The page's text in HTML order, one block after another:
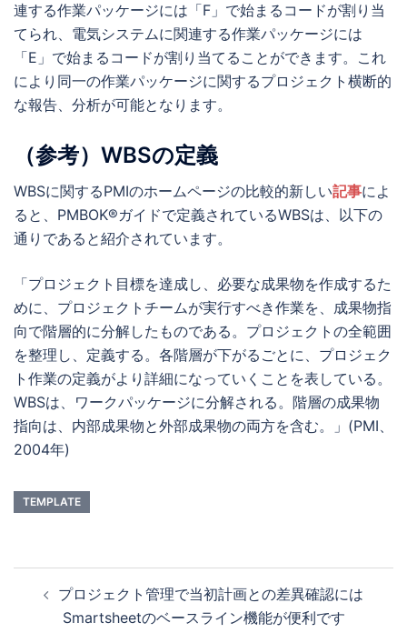
連する作業パッケージには「F」で始まるコードが割り当
てられ、電気システムに関連する作業パッケージには
「E」で始まるコードが割り当てることができます。これ
により同一の作業パッケージに関するプロジェクト横断的
な報告、分析が可能となります。
（参考）WBSの定義
WBSに関するPMIのホームページの比較的新しい記事によ
ると、PMBOK®ガイドで定義されているWBSは、以下の
通りであると紹介されています。
「プロジェクト目標を達成し、必要な成果物を作成するた
めに、プロジェクトチームが実行すべき作業を、成果物指
向で階層的に分解したものである。プロジェクトの全範囲
を整理し、定義する。各階層が下がるごとに、プロジェク
ト作業の定義がより詳細になっていくことを表している。
WBSは、ワークパッケージに分解される。階層の成果物
指向は、内部成果物と外部成果物の両方を含む。」(PMI、
2004年)
TEMPLATE
プロジェクト管理で当初計画との差異確認には
Smartsheetのベースライン機能が便利です